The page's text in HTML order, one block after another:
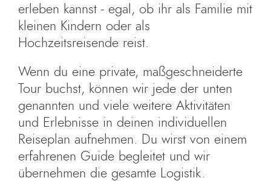
erleben kannst - egal, ob ihr als Familie mit
kleinen Kindern oder als
Hochzeitsreisende reist.
Wenn du eine private, maßgeschneiderte
Tour buchst, können wir jede der unten
genannten und viele weitere Aktivitäten
und Erlebnisse in deinen individuellen
Reiseplan aufnehmen. Du wirst von einem
erfahrenen Guide begleitet und wir
übernehmen die gesamte Logistik.